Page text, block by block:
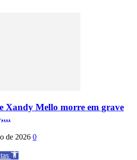
Xandy Mello morre em grave
de 2026 0